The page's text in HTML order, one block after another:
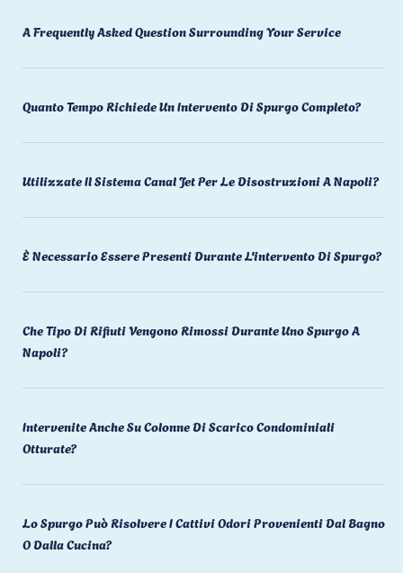
A Frequently Asked Question Surrounding Your Service
Quanto Tempo Richiede Un Intervento Di Spurgo Completo?
Utilizzate Il Sistema Canal Jet Per Le Disostruzioni A Napoli?
È Necessario Essere Presenti Durante L'intervento Di Spurgo?
Che Tipo Di Rifiuti Vengono Rimossi Durante Uno Spurgo A
Napoli?
Intervenite Anche Su Colonne Di Scarico Condominiali
Otturate?
Lo Spurgo Può Risolvere I Cattivi Odori Provenienti Dal Bagno
O Dalla Cucina?